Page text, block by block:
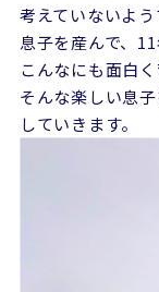
考えていないよ
息子を産んで、
こんなにも面白
そんな楽しい息
していきます。